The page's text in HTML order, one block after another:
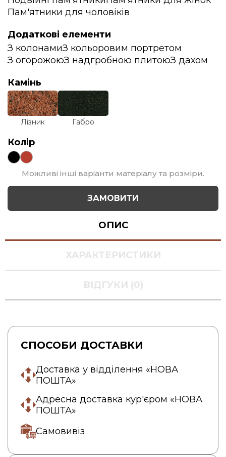
Пам'ятники для чоловіків
Додаткові елементи
З колонамиЗ кольоровим портретом
З огорожоюЗ надгробною плитоюЗ дахом
Камінь
Лізник Габро
Колір
Можливі інші варіанти матеріалу та розміри.
ЗАМОВИТИ
ОПИС
ХАРАКТЕРИСТИКИ
ВІДГУКИ (0)
СПОСОБИ ДОСТАВКИ
Доставка у відділення «НОВА
ПОШТА»
Адресна доставка кур'єром «НОВА
ПОШТА»
Самовивіз